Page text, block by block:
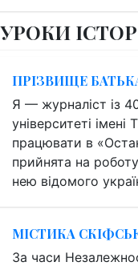
УРОКИ
ПРІЗВИЩЕ
Я — журналіст із
університеті
працювати в
прийнята на
нею відомого
МІСТИКА
За часи